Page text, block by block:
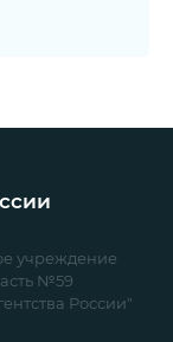
учреждение
№59
России"